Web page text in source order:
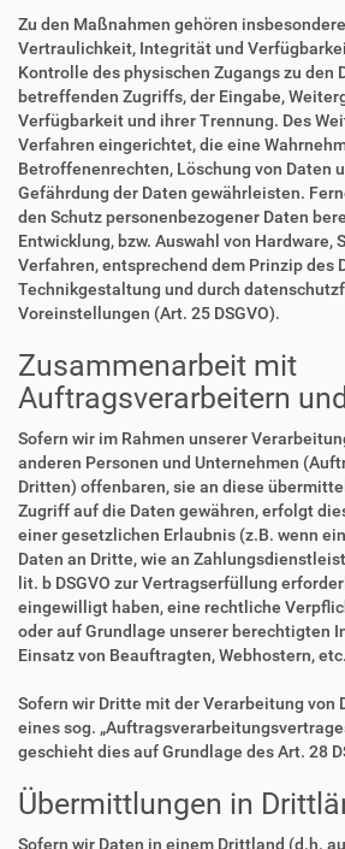
Zu den Maßnahmen gehören
Vertraulichkeit, Integrität und
Kontrolle des physischen Zugangs zu den
betreffenden Zugriffs, der Eingabe,
Verfügbarkeit und ihrer Trennung. Des
Verfahren eingerichtet, die eine
Betroffenenrechten, Löschung von Daten
Gefährdung der Daten gewährleisten.
den Schutz personenbezogener Daten
Entwicklung, bzw. Auswahl von Hardware,
Verfahren, entsprechend dem Prinzip des
Technikgestaltung und durch
Voreinstellungen (Art. 25 DSGVO).
Zusammenarbeit mit
Auftragsverarbeitern
Sofern wir im Rahmen unserer
anderen Personen und Unternehmen
Dritten) offenbaren, sie an diese
Zugriff auf die Daten gewähren, erfolgt
einer gesetzlichen Erlaubnis (z.B. wenn
Daten an Dritte, wie an
lit. b DSGVO zur Vertragserfüllung
eingewilligt haben, eine rechtliche
oder auf Grundlage unserer berechtigten
Einsatz von Beauftragten, Webhostern,
Sofern wir Dritte mit der Verarbeitung von
eines sog.
geschieht dies auf Grundlage des Art. 28
Übermittlungen in
Sofern wir Daten in einem Drittland (d.h.